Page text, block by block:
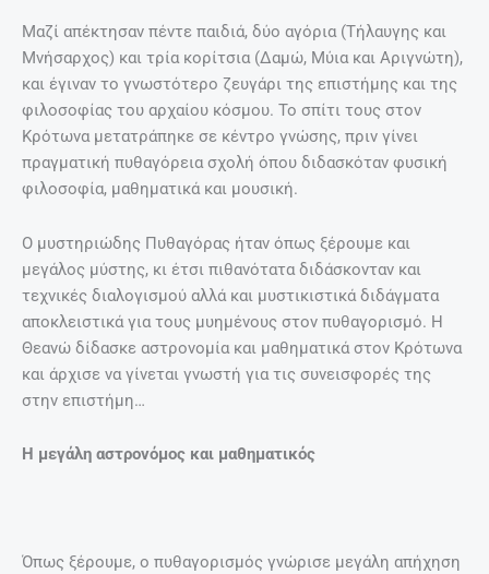
Μαζί απέκτησαν πέντε παιδιά, δύο αγόρια (Τήλαυγης και
Μνήσαρχος) και τρία κορίτσια (Δαμώ, Μύια και Αριγνώτη),
και έγιναν το γνωστότερο ζευγάρι της επιστήμης και της
φιλοσοφίας του αρχαίου κόσμου. Το σπίτι τους στον
Κρότωνα μετατράπηκε σε κέντρο γνώσης, πριν γίνει
πραγματική πυθαγόρεια σχολή όπου διδασκόταν φυσική
φιλοσοφία, μαθηματικά και μουσική.
Ο μυστηριώδης Πυθαγόρας ήταν όπως ξέρουμε και
μεγάλος μύστης, κι έτσι πιθανότατα διδάσκονταν και
τεχνικές διαλογισμού αλλά και μυστικιστικά διδάγματα
αποκλειστικά για τους μυημένους στον πυθαγορισμό. Η
Θεανώ δίδασκε αστρονομία και μαθηματικά στον Κρότωνα
και άρχισε να γίνεται γνωστή για τις συνεισφορές της
στην επιστήμη…
Η μεγάλη αστρονόμος και μαθηματικός
Όπως ξέρουμε, ο πυθαγορισμός γνώρισε μεγάλη απήχηση